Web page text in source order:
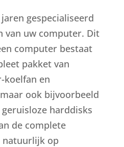
gespecialiseerd
van uw computer. Dit
computer bestaat
pakket van
koelfan en
ook bijvoorbeeld
harddisks
de complete
natuurlijk op